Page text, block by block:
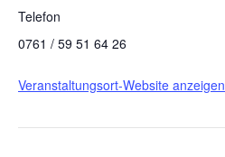
Telefon
0761 / 59 51 64 26
Veranstaltungsort-Website anzeigen